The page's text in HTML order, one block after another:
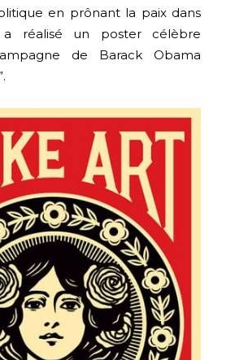
en prônant la paix dans
réalisé un poster célèbre
de Barack Obama